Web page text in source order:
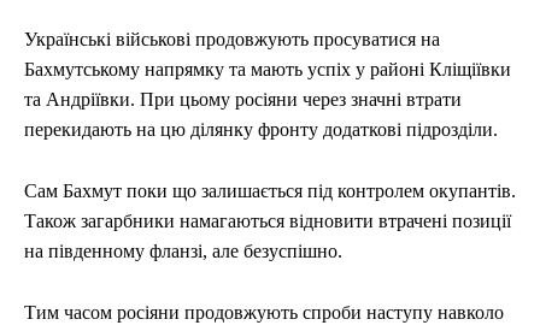
Українські військові продовжують просуватися на
Бахмутському напрямку та мають успіх у районі Кліщіївки
та Андріївки. При цьому росіяни через значні втрати
перекидають на цю ділянку фронту додаткові підрозділи.
Сам Бахмут поки що залишається під контролем окупантів.
Також загарбники намагаються відновити втрачені позиції
на південному фланзі, але безуспішно.
Тим часом росіяни продовжують спроби наступу навколо